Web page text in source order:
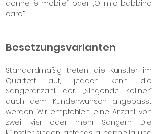
donne è mobile“ oder „O mio babbino
caro“.
Besetzungsvarianten
Standardmäßig treten die Künstler im
Quartett auf, jedoch kann die
Sängeranzahl der „Singende Kellner“
auch dem Kundenwunsch angepasst
werden. Wir empfehlen eine Anzahl von
zwei, vier oder mehr Sängern. Die